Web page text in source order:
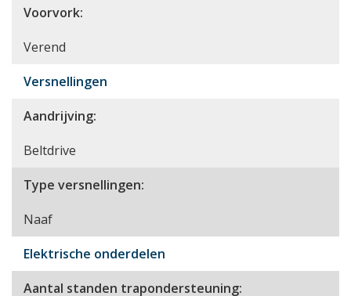
Voorvork:
Verend
Versnellingen
Aandrijving:
Beltdrive
Type versnellingen:
Naaf
Elektrische onderdelen
Aantal standen trapondersteuning: